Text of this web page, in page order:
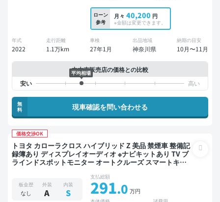
ローン
参考
月々 40,200 円
※金額は変更できます。
年式
2022
走行距離
1.1万km
車検
27年1月
出品地域
神奈川県
納期の目安
10月〜11月
中古車販売店の価格との比較
平均相場
無
料
現車確認を問い合わせる
価格交渉OK
トヨタ カローラクロス ハイブリッド Z 美品 禁煙車 整備記
録簿あり ディスプレイオーディオ ※ナビキットあり TV ブ
ラインドスポットモニター オートクルーズ スマートキー
板金歴
なし
外装
A
内装
S
支払総額
291.0 万円